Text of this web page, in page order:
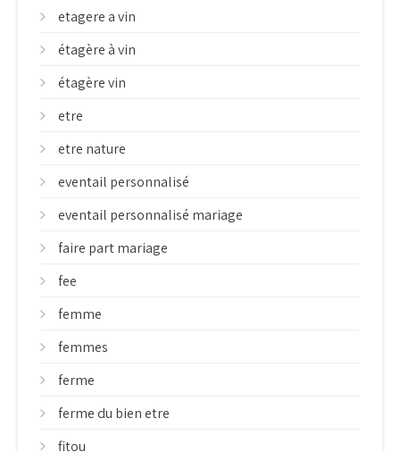
etagere a vin
étagère à vin
étagère vin
etre
etre nature
eventail personnalisé
eventail personnalisé mariage
faire part mariage
fee
femme
femmes
ferme
ferme du bien etre
fitou